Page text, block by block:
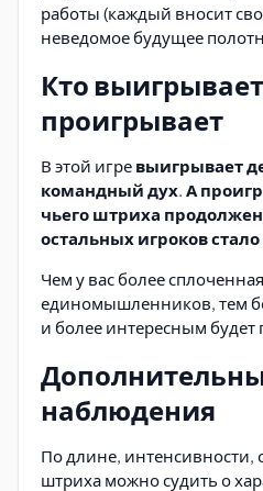
работы (каждый вносит
неведомое будущее
Кто
проигрывает
В этой игре выигрывает
командный дух. А
чьего штриха
остальных игроков
Чем у вас более
единомышленников, тем
и более интересным будет
наблюдения
По длине, интенсивности,
штриха можно судить о